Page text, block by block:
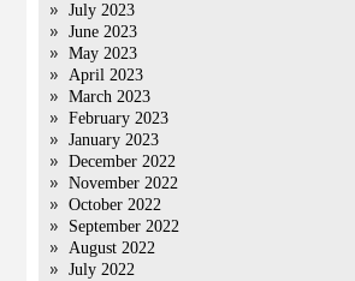
July 2023
June 2023
May 2023
April 2023
March 2023
February 2023
January 2023
December 2022
November 2022
October 2022
September 2022
August 2022
July 2022